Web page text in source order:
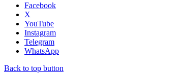
Facebook
X
YouTube
Instagram
Telegram
WhatsApp
Back to top button